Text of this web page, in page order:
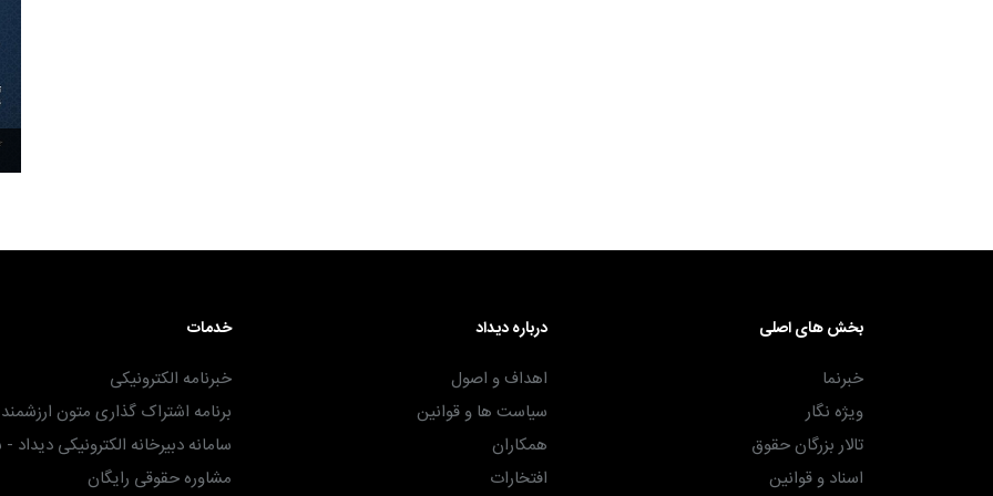
بخش های اصلی
خبرنما
ویژه نگار
تالار بزرگان حقوق
اسناد و قوانین
درباره دیداد
اهداف و اصول
سیاست ها و قوانین
همکاران
افتخارات
خدمات
خبرنامه الکترونیکی
برنامه اشتراک گذاری متون
سامانه دبیرخانه الکترونیکی دیداد
مشاوره حقوقی رایگان